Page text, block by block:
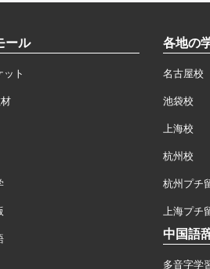
ール
ット
各地の
名古屋校
池袋校
上海校
杭州校
杭州プチ
上海プチ
中国語
多音字学